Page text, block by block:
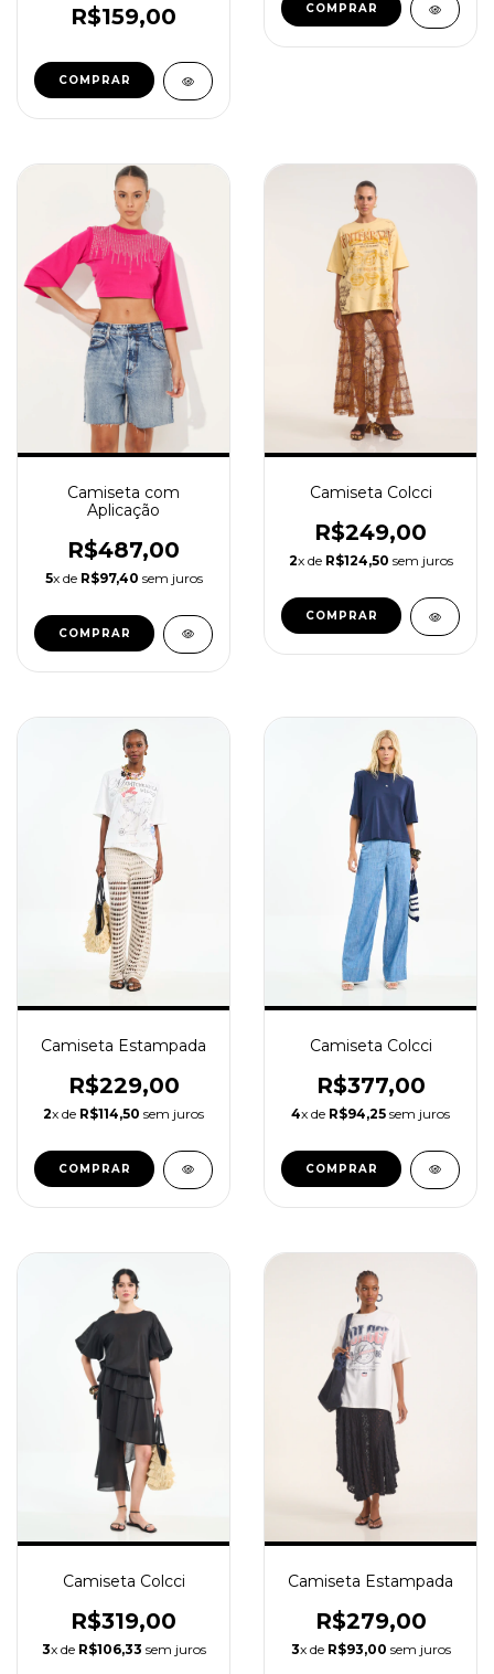
R$159,00
COMPRAR
COMPRAR
Camiseta com
Aplicação
R$487,00
5x de R$97,40 sem juros
COMPRAR
Camiseta Colcci
R$249,00
2x de R$124,50 sem juros
COMPRAR
Camiseta Estampada
R$229,00
2x de R$114,50 sem juros
COMPRAR
Camiseta Colcci
R$377,00
4x de R$94,25 sem juros
COMPRAR
Camiseta Colcci
R$319,00
3x de R$106,33 sem juros
Camiseta Estampada
R$279,00
3x de R$93,00 sem juros